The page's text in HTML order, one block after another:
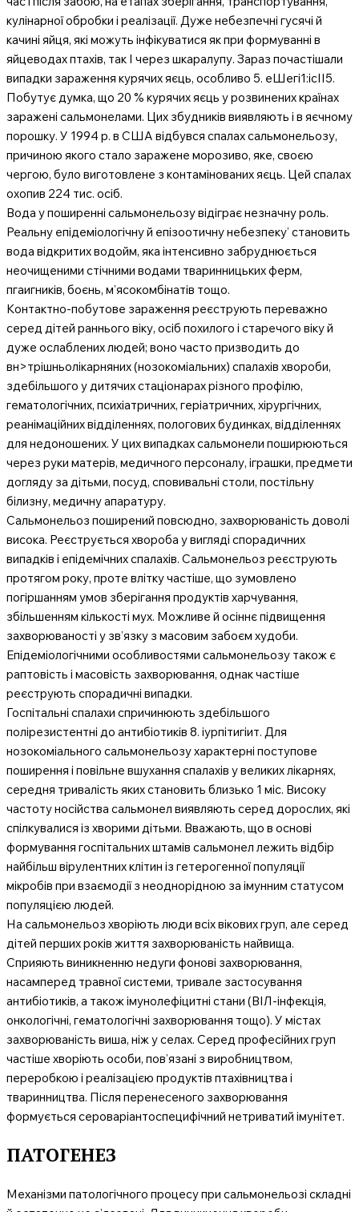
кулінарної обробки і реалізації. Дуже небезпечні гусячі й
качині яйця, які можуть інфікуватися як при формуванні в
яйцеводах птахів, так І через шкаралупу. Зараз почастішали
випадки зараження курячих яєць, особливо 5. еШегі1:ісІІ5.
Побутує думка, що 20 % курячих яєць у розвинених країнах
заражені сальмонелами. Цих збудників виявляють і в яєчному
порошку. У 1994 р. в США відбувся спалах сальмонельозу,
причиною якого стало заражене морозиво, яке, своєю
чергою, було виготовлене з контамінованих яєць. Цей спалах
охопив 224 тис. осіб.
Вода у поширенні сальмонельозу відіграє незначну роль.
Реальну епідеміологічну й епізоотичну небезпеку’ становить
вода відкритих водойм, яка інтенсивно забруднюється
неочищеними стічними водами тваринницьких ферм,
пгаигників, боєнь, м’ясокомбінатів тощо.
Контактно-побутове зараження реєструють переважно
серед дітей раннього віку, осіб похилого і старечого віку й
дуже ослаблених людей; воно часто призводить до
вн>трішньолікарняних (нозокоміальних) спалахів хвороби,
здебільшого у дитячих стаціонарах різного профілю,
гематологічних, психіатричних, геріатричних, хірургічних,
реанімаційних відділеннях, пологових будинках, відділеннях
для недоношених. У цих випадках сальмонели поширюються
через руки матерів, медичного персоналу, іграшки, предмети
догляду за дітьми, посуд, сповивальні столи, постільну
білизну, медичну апаратуру.
Сальмонельоз поширений повсюдно, захворюваність доволі
висока. Реєструється хвороба у вигляді спорадичних
випадків і епідемічних спалахів. Сальмонельоз реєструють
протягом року, проте влітку частіше, що зумовлено
погіршанням умов зберігання продуктів харчування,
збільшенням кількості мух. Можливе й осіннє підвищення
захворюваності у зв’язку з масовим забоєм худоби.
Епідеміологічними особливостями сальмонельозу також є
раптовість і масовість захворювання, однак частіше
реєструють спорадичні випадки.
Госпітальні спалахи спричинюють здебільшого
полірезистентні до антибіотиків 8. іурпітигіит. Для
нозокоміального сальмонельозу характерні поступове
поширення і повільне вшухання спалахів у великих лікарнях,
середня тривалість яких становить близько 1 міс. Високу
частоту носійства сальмонел виявляють серед дорослих, які
спілкувалися із хворими дітьми. Вважають, що в основі
формування госпітальних штамів сальмонел лежить відбір
найбільш вірулентних клітин із гетерогенної популяції
мікробів при взаємодії з неоднорідною за імунним статусом
популяцією людей.
На сальмонельоз хворіють люди всіх вікових груп, але серед
дітей перших років життя захворюваність найвища.
Сприяють виникненню недуги фонові захворювання,
насамперед травної системи, тривале застосування
антибіотиків, а також імунолефіцитні стани (ВІЛ-інфекція,
онкологічні, гематологічні захворювання тощо). У містах
захворюваність виша, ніж у селах. Серед професійних груп
частіше хворіють особи, пов’язані з виробництвом,
переробкою і реалізацією продуктів птахівництва і
тваринництва. Після перенесеного захворювання
формується сероваріантоспецифічний нетриватий імунітет.
ПАТОГЕНЕЗ
Механізми патологічного процесу при сальмонельозі складні